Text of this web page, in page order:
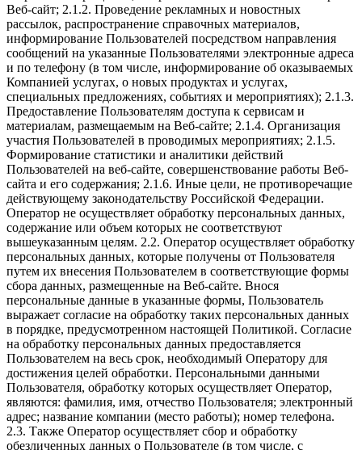
Веб-сайт; 2.1.2. Проведение рекламных и новостных
рассылок, распространение справочных материалов,
информирование Пользователей посредством направления
сообщений на указанные Пользователями электронные адреса
и по телефону (в том числе, информирование об оказываемых
Компанией услугах, о новых продуктах и услугах,
специальных предложениях, событиях и мероприятиях); 2.1.3.
Предоставление Пользователям доступа к сервисам и
материалам, размещаемым на Веб-сайте; 2.1.4. Организация
участия Пользователей в проводимых мероприятиях; 2.1.5.
Формирование статистики и аналитики действий
Пользователей на веб-сайте, совершенствование работы Веб-
сайта и его содержания; 2.1.6. Иные цели, не противоречащие
действующему законодательству Российской Федерации.
Оператор не осуществляет обработку персональных данных,
содержание или объем которых не соответствуют
вышеуказанным целям. 2.2. Оператор осуществляет обработку
персональных данных, которые получены от Пользователя
путем их внесения Пользователем в соответствующие формы
сбора данных, размещенные на Веб-сайте. Внося
персональные данные в указанные формы, Пользователь
выражает согласие на обработку таких персональных данных
в порядке, предусмотренном настоящей Политикой. Согласие
на обработку персональных данных предоставляется
Пользователем на весь срок, необходимый Оператору для
достижения целей обработки. Персональными данными
Пользователя, обработку которых осуществляет Оператор,
являются: фамилия, имя, отчество Пользователя; электронный
адрес; название компании (место работы); номер телефона.
2.3. Также Оператор осуществляет сбор и обработку
обезличенных данных о Пользователе (в том числе, с